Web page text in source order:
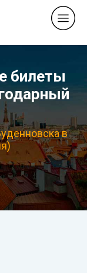
билеты
в